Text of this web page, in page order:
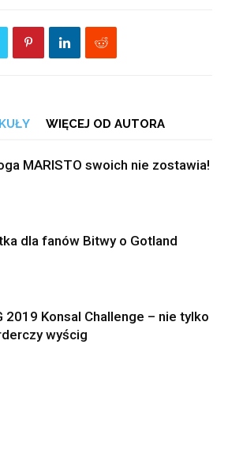
WIĘCEJ OD AUTORA
MARISTO swoich nie zostawia!
dla fanów Bitwy o Gotland
2019 Konsal Challenge – nie tylko
wyścig